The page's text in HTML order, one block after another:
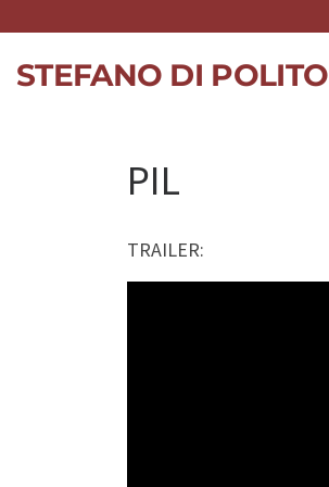
Skip to content
STEFANO DI POLITO
PIL
TRAILER: